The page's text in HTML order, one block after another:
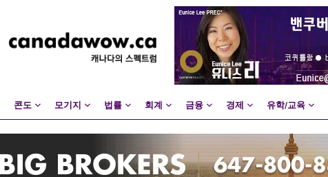
콘도 모기지 법률 회계 금융 경제 유학/교육